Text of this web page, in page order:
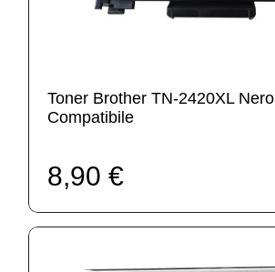
Toner Brother TN-2420XL Nero
Compatibile
8,90 €